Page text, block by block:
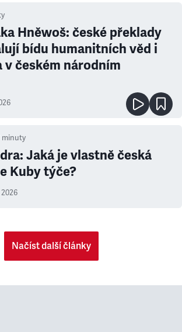
Hněwoš: české překlady
bídu humanitních věd i
v českém národním
minuty
Jaká je vlastně česká
Kuby týče?
2026
Načíst další články